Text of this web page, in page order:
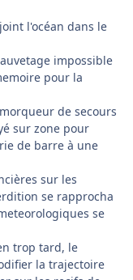
l'océan dans le
impossible
pour la
de secours
sur zone pour
de barre à une
sur les
se rapprocha
se
trop tard, le
la trajectoire